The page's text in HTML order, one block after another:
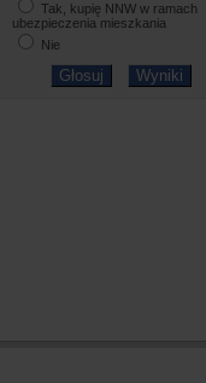
Tak, kupię NNW w ramach
ubezpieczenia mieszkania
Nie